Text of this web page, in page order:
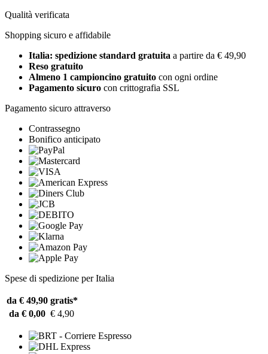
Qualità verificata
Shopping sicuro e affidabile
Italia: spedizione standard gratuita a partire da € 49,90
Reso gratuito
Almeno 1 campioncino gratuito con ogni ordine
Pagamento sicuro con crittografia SSL
Pagamento sicuro attraverso
Contrassegno
Bonifico anticipato
Spese di spedizione per Italia
da € 49,90 gratis*
da € 0,00 € 4,90